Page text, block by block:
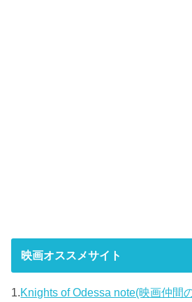
映画オススメサイト
1.Knights of Odessa note(映画仲間